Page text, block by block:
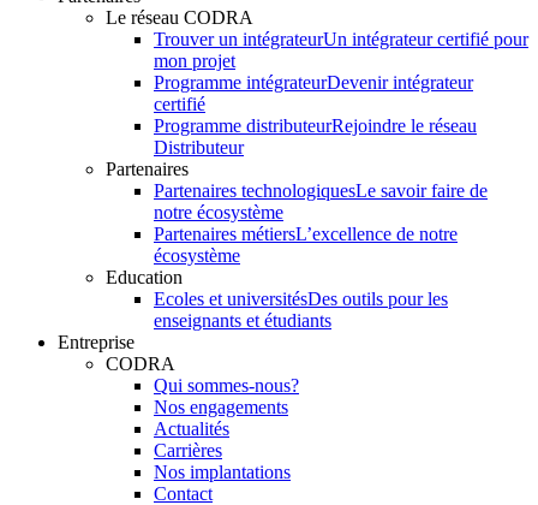
Le réseau CODRA
Trouver un intégrateurUn intégrateur certifié pour
mon projet
Programme intégrateurDevenir intégrateur
certifié
Programme distributeurRejoindre le réseau
Distributeur
Partenaires
Partenaires technologiquesLe savoir faire de
notre écosystème
Partenaires métiersL’excellence de notre
écosystème
Education
Ecoles et universitésDes outils pour les
enseignants et étudiants
Entreprise
CODRA
Qui sommes-nous?
Nos engagements
Actualités
Carrières
Nos implantations
Contact